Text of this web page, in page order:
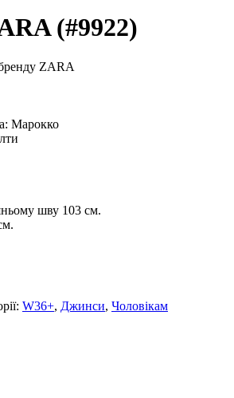
(#9922)
ZARA
Марокко
шву 103 см.
W36+, Джинси, Чоловікам